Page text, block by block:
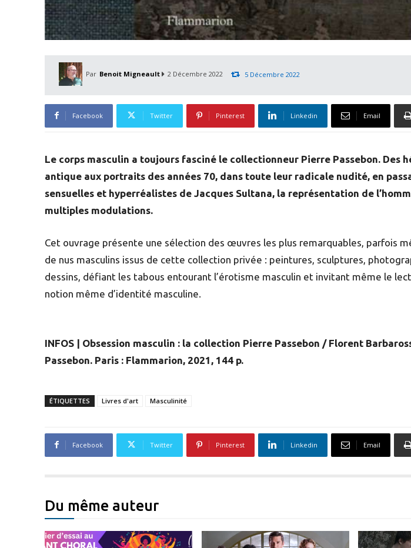
Par Benoit Migneault 2 Décembre 2022 5 Décembre 2022
Facebook Twitter Pinterest Linkedin Email
Le corps masculin a toujours fasciné le collectionneur Pierre Passebon. Des
antique aux portraits des années 70, dans toute leur radicale nudité, en
sensuelles et hyperréalistes de Jacques Sultana, la représentation de
multiples modulations.
Cet ouvrage présente une sélection des œuvres les plus remarquables, parfois
de nus masculins issus de cette collection privée : peintures, sculptures,
dessins, défiant les tabous entourant l’érotisme masculin et invitant même le
notion même d’identité masculine.
INFOS | Obsession masculin : la collection Pierre Passebon / Florent
Passebon. Paris : Flammarion, 2021, 144 p.
ÉTIQUETTES Livres d'art Masculinité
Facebook Twitter Pinterest Linkedin Email
Du même auteur